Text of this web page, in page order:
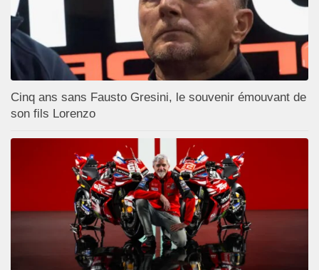
Cinq ans sans Fausto Gresini, le souvenir émouvant de
son fils Lorenzo